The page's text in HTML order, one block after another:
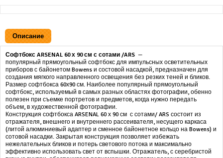
Описание
Софтбокс ARSENAL 60 х 90 см с сотами /ARS —
популярный прямоугольный софтбокс для импульсных осветительных
приборов с байонетом Bowens и состовой насадкой, предназначен для
создания мягкого направленного освещения без резких теней и бликов.
Размер софтбокса 60х90 см. Наиболее популярный прямоугольный
софтбокс, используемый в самых разных областях фотографии, обенно
полезен при съемке портретов и предметов, когда нужно передать
объем, в художественной фотографии.
Конструкция софтбокса ARSENAL 60 х 90 см с сотами/ ARS состоит из
отражателя, внешнего и внутреннего рассеивателя, несущего каркаса
(литой алюминиевый адаптер и сменное байонетное кольцо на Bowens) и
сотовой насадки. Закрытая конструкция позволяет избежать
нежелательных бликов и потерь светового потока и максимально
эффективно использовать свет от вспышки. Отражатель, с серебристой